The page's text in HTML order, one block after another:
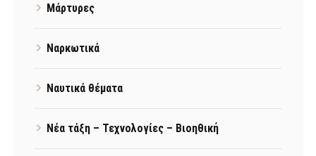
Μάρτυρες
Ναρκωτικά
Ναυτικά θέματα
Νέα τάξη – Τεχνολογίες – Βιοηθική